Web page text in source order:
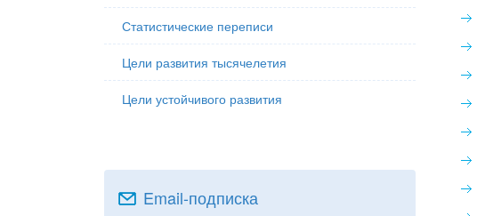
Статистические переписи
Цели развития тысячелетия
Цели устойчивого развития
Email-подписка